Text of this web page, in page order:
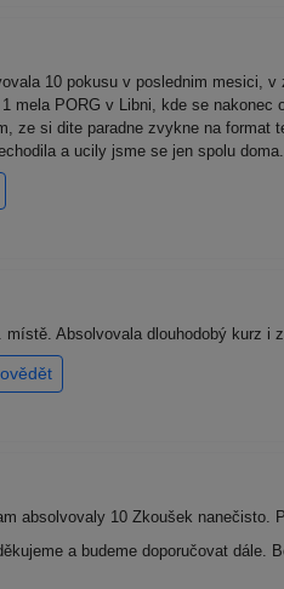
10 pokusu v poslednim mesici,
mela PORG v Libni, kde se
ze si dite paradne zvykne na
a ucily jsme se jen spolu
Absolvovala dlouhodobý kurz
absolvovaly 10 Zkoušek nanečisto.
a budeme doporučovat dále.